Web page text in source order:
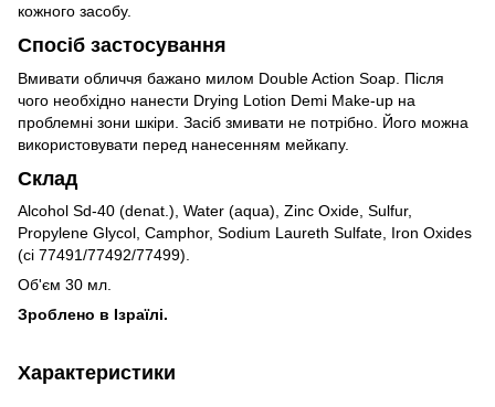
кожного засобу.
Спосіб застосування
Вмивати обличчя бажано милом Double Action Soap. Після
чого необхідно нанести Drying Lotion Demi Make-up на
проблемні зони шкіри. Засіб змивати не потрібно. Його можна
використовувати перед нанесенням мейкапу.
Склад
Alcohol Sd-40 (denat.), Water (aqua), Zinc Oxide, Sulfur,
Propylene Glycol, Camphor, Sodium Laureth Sulfate, Iron Oxides
(ci 77491/77492/77499).
Об'єм 30 мл.
Зроблено в Ізраїлі.
Характеристики